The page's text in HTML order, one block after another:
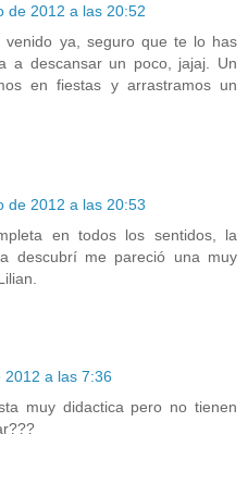
de 2012 a las 20:52
venido ya, seguro que te lo has
a descansar un poco, jajaj. Un
en fiestas y arrastramos un
de 2012 a las 20:53
en todos los sentidos, la
descubrí me pareció una muy
a las 7:36
muy didactica pero no tienen